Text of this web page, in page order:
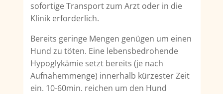
sofortige Transport zum Arzt oder in die
Klinik erforderlich.
Bereits geringe Mengen genügen um einen
Hund zu töten. Eine lebensbedrohende
Hypoglykämie setzt bereits (je nach
Aufnahemmenge) innerhalb kürzester Zeit
ein. 10-60min. reichen um den Hund